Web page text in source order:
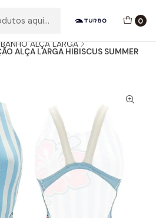
0
ALÇA LARGA
ALÇA LARGA HIBISCUS SUMMER